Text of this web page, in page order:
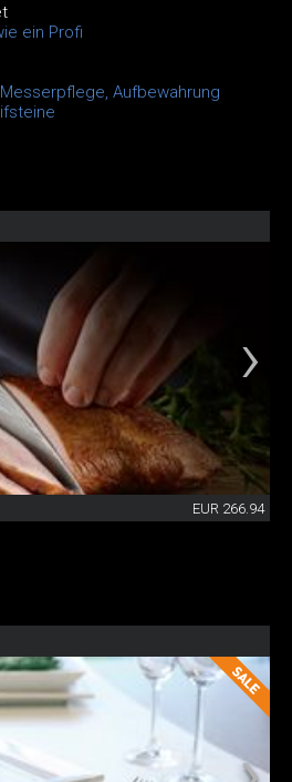
ein Profi
Aufbewahrung
EUR 266.94